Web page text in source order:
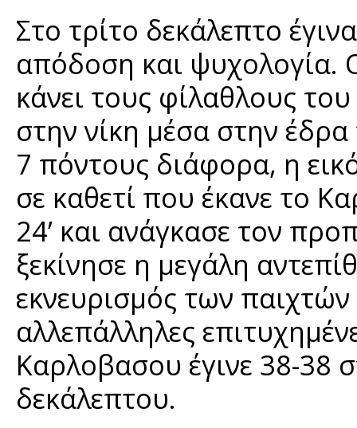
Στο τρίτο δεκάλεπτο
απόδοση και ψυχολογία.
κάνει τους φίλαθλους
στην νίκη μέσα στην
7 πόντους διάφορα, η
σε καθετί που έκανε το
24’ και ανάγκασε τον
ξεκίνησε η μεγάλη
εκνευρισμός των
αλλεπάλληλες
Καρλοβασου έγινε 38-38
δεκάλεπτου.